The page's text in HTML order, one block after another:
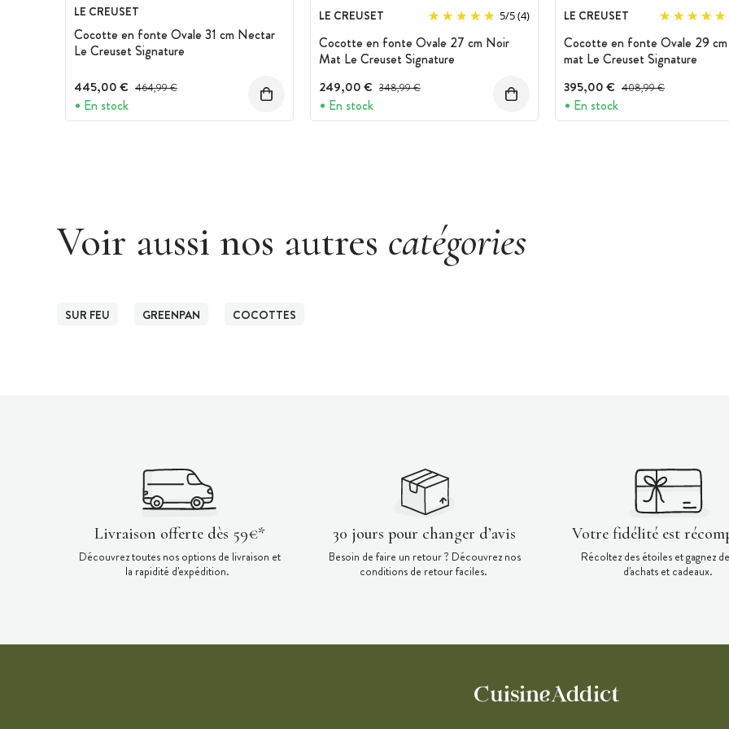
Thermolon, GreenPan trouve sa place aussi bien dans les cuisines professionnelles que
familiales. Le Thermolon est garanti sans PFOA, PTFE, plomb et cadmium, il ne rejette
aucune fumée toxique en cas de surchauffe.
Grâce à la technologie Magneto, les casseroles GreenPan sont compatibles avec tous
les feux, y compris l'induction. Celles-ci contiennent des particules ferro-magnétiques
qui rendent les casseroles insensibles à distorsion. De cette manière, la chaleur est
distribuée uniformément.
LE CREUSET
Cocotte en fonte Ovale 31 cm Nectar
Le Creuset Signature
445,00 € Prix avant réduction :
464,99 €
En stock
LE CREUSET 5/5(4)
Cocotte en fonte Ovale 27 cm Noir
Mat Le Creuset Signature
249,00 € Prix avant réduction :
348,99 €
En stock
LE CREUSET
Cocotte en fonte Ovale 29
mat Le Creuset Signature
395,00 € Prix avant réduction :
408,99 €
En stock
Voir aussi nos autres catégories
SUR FEU GREENPAN COCOTTES
Livraison offerte dès 59€*
Découvrez toutes nos options de livraison et
la rapidité d'expédition.
30 jours pour changer d’avis
Besoin de faire un retour ? Découvrez nos
conditions de retour faciles.
Votre fidélité est
Récoltez des étoiles et gagnez
d'achats et cadeaux.